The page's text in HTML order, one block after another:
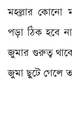
মহল্লার কোনো
পড়া ঠিক হবে
জুমার গুরুত্ব
জুমা ছুটে গেলে